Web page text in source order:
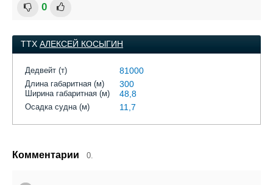
0
ТТХ АЛЕКСЕЙ КОСЫГИН
Дедвейт (т) 81000
Длина габаритная (м) 300
Ширина габаритная (м) 48,8
Осадка судна (м) 11,7
Комментарии 0.